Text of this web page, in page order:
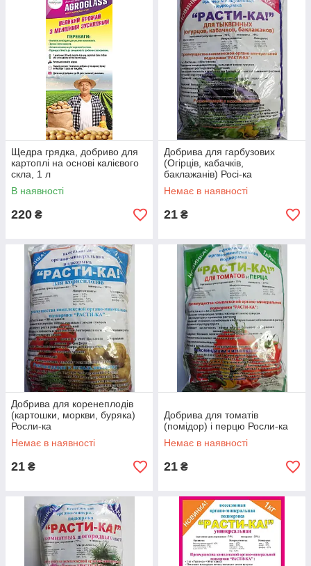
Щедра грядка, добриво для
картоплі на основі калієвого
скла, 1 л
В наявності
220 ₴
Добрива для гарбузових
(Огірців, кабачків,
баклажанів) Росі-ка
Немає в наявності
21 ₴
Добрива для коренеплодів
(картошки, моркви, буряка)
Росли-ка
Немає в наявності
21 ₴
Добрива для томатів
(помідор) і перцю Росли-ка
Немає в наявності
21 ₴